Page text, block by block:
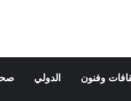
وفنون الدولي